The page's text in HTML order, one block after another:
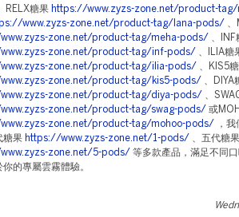
RELX糖果 https://www.zyzs-zone.net/product-
www.zyzs-zone.net/product-tag/lana-pods/
zone.net/product-tag/meha-pods/ 、INF
zone.net/product-tag/inf-pods/ 、ILIA糖
zone.net/product-tag/ilia-pods/ 、KIS5
zone.net/product-tag/kis5-pods/ 、DIYA
zone.net/product-tag/diya-pods/ 、
zone.net/product-tag/swag-pods/ 或
zone.net/product-tag/mohoo-pods/ ，我
糖果 https://www.zyzs-zone.net/1-pods/ 、五代糖果
zone.net/5-pods/ 等多款產品，滿足不同
的專屬雲霧體驗。